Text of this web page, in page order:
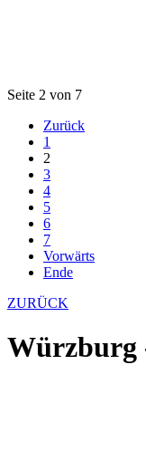
Seite 2 von 7
Zurück
1
2
3
4
5
6
7
Vorwärts
Ende
ZURÜCK
Würzburg